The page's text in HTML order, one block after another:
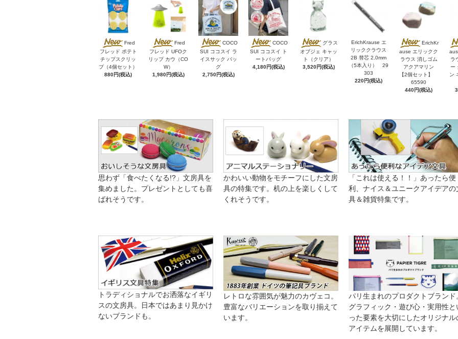
Fred
フレッド ポテト
チップスクリッ
プ（4個セット）
880円(税込)
Fred
フレッド UFOク
リップ カウ（CO
W）
1,980円(税込)
COCO
SUI ココスイ ラ
イスサック バッ
グ
2,750円(税込)
COCO
SUI ココスイ ト
ートバッグ
4,180円(税込)
グラス
オブジェ キャッ
ト（クリア）
3,520円(税込)
ErichKrause エ
リッククラウス
2B 替芯 2.0mm
（5本入り） 29
303
220円(税込)
ErichKr
ause エリックク
ラウス 消しゴム
アクアマリン
【2個セット】
65590
440円(税込)
ラ
ー
ン
思わず「食べたくなる!?」文房具を
集めました。プレゼントとしても喜
ばれそうです。
かわいい動物をモチーフにした文房
具の特集です。机の上を楽しくして
くれそうです。
「これは使える！！」あったら便
利、ナイス＆ユニークアイデアの
具＆雑貨特集です。
トラディショナルでお洒落なイギリ
スの文房具。日本ではあまり見かけ
ないブランドも。
レトロな雰囲気が魅力のカヴェコ。
豊富なバリエーションを取り揃えて
います。
パリ生まれのプロダクトブランド
グラフィック・遊び心・実用性と
った要素を大切にしたオリジナル
アイテムを展開しています。